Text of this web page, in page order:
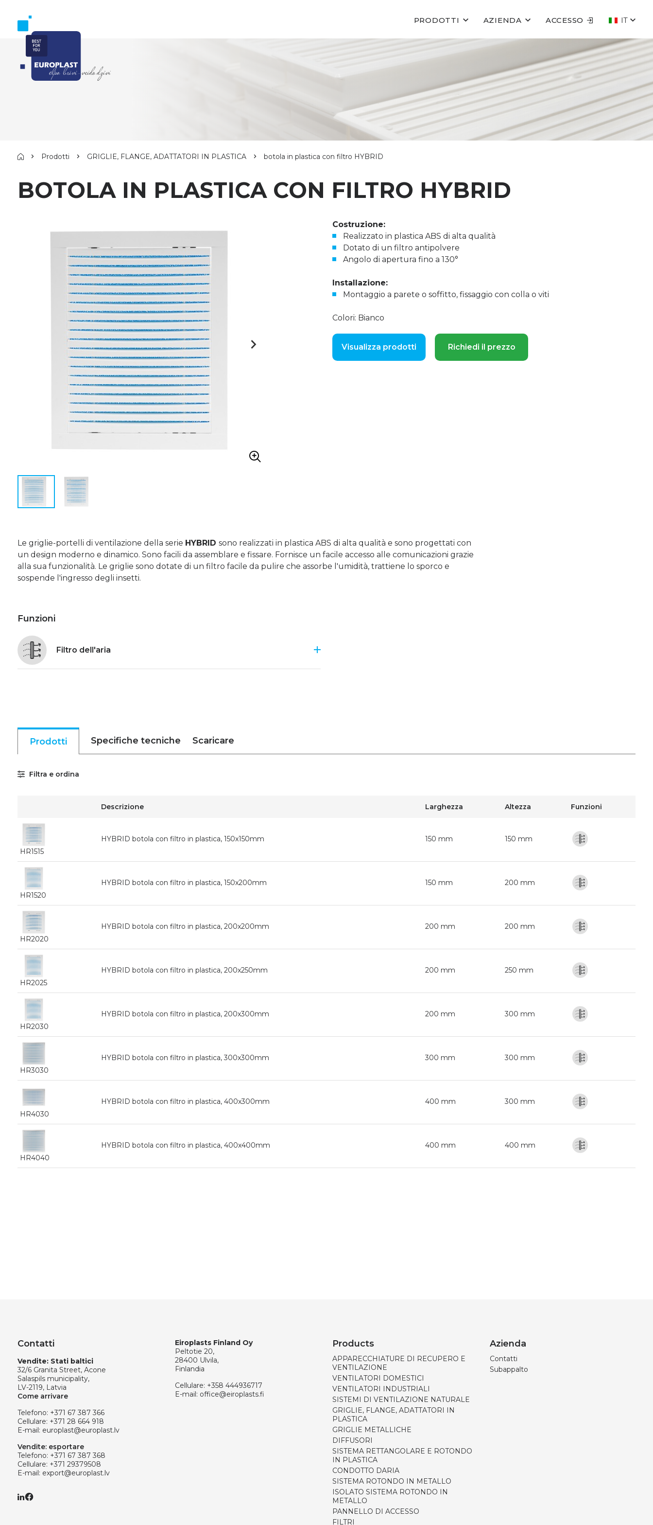
PRODOTTI AZIENDA ACCESSO IT
Prodotti GRIGLIE, FLANGE, ADATTATORI IN PLASTICA botola in plastica con filtro HYBRID
BOTOLA IN PLASTICA CON FILTRO HYBRID
Costruzione:
Realizzato in plastica ABS di alta qualità
Dotato di un filtro antipolvere
Angolo di apertura fino a 130°
Installazione:
Montaggio a parete o soffitto, fissaggio con colla o viti
Colori: Bianco
Visualizza prodotti Richiedi il prezzo
Le griglie-portelli di ventilazione della serie HYBRID sono realizzati in plastica ABS di alta qualità e sono progettati con
un design moderno e dinamico. Sono facili da assemblare e fissare. Fornisce un facile accesso alle comunicazioni grazie
alla sua funzionalità. Le griglie sono dotate di un filtro facile da pulire che assorbe l'umidità, trattiene lo sporco e
sospende l'ingresso degli insetti.
Funzioni
Filtro dell'aria
Prodotti Specifiche tecniche Scaricare
Filtra e ordina
Descrizione Larghezza Altezza Funzioni
HR1515
HYBRID botola con filtro in plastica, 150x150mm 150 mm 150 mm
HR1520
HYBRID botola con filtro in plastica, 150x200mm 150 mm 200 mm
HR2020
HYBRID botola con filtro in plastica, 200x200mm 200 mm 200 mm
HR2025
HYBRID botola con filtro in plastica, 200x250mm 200 mm 250 mm
HR2030
HYBRID botola con filtro in plastica, 200x300mm 200 mm 300 mm
HR3030
HYBRID botola con filtro in plastica, 300x300mm 300 mm 300 mm
HR4030
HYBRID botola con filtro in plastica, 400x300mm 400 mm 300 mm
HR4040
HYBRID botola con filtro in plastica, 400x400mm 400 mm 400 mm
Contatti
Vendite: Stati baltici
32/6 Granita Street, Acone
Salaspils municipality,
LV-2119, Latvia
Come arrivare
Telefono: +371 67 387 366
Cellulare: +371 28 664 918
E-mail: europlast@europlast.lv
Vendite: esportare
Telefono: +371 67 387 368
Cellulare: +371 29379508
E-mail: export@europlast.lv
Eiroplasts Finland Oy
Peltotie 20,
28400 Ulvila,
Finlandia
Cellulare: +358 444936717
E-mail: office@eiroplasts.fi
Products
APPARECCHIATURE DI RECUPERO E
VENTILAZIONE
VENTILATORI DOMESTICI
VENTILATORI INDUSTRIALI
SISTEMI DI VENTILAZIONE NATURALE
GRIGLIE, FLANGE, ADATTATORI IN
PLASTICA
GRIGLIE METALLICHE
DIFFUSORI
SISTEMA RETTANGOLARE E ROTONDO
IN PLASTICA
CONDOTTO DARIA
SISTEMA ROTONDO IN METALLO
ISOLATO SISTEMA ROTONDO IN
METALLO
PANNELLO DI ACCESSO
FILTRI
Azienda
Contatti
Subappalto